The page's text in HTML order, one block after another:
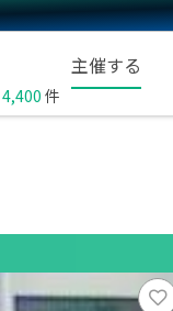
4,400 件
主催する